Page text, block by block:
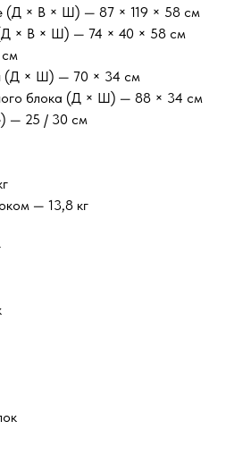
(Д × В × Ш) — 87 × 119 × 58 см
× В × Ш) — 74 × 40 × 58 см
(Д × Ш) — 70 × 34 см
блока (Д × Ш) — 88 × 34 см
— 25 / 30 см
— 13,8 кг